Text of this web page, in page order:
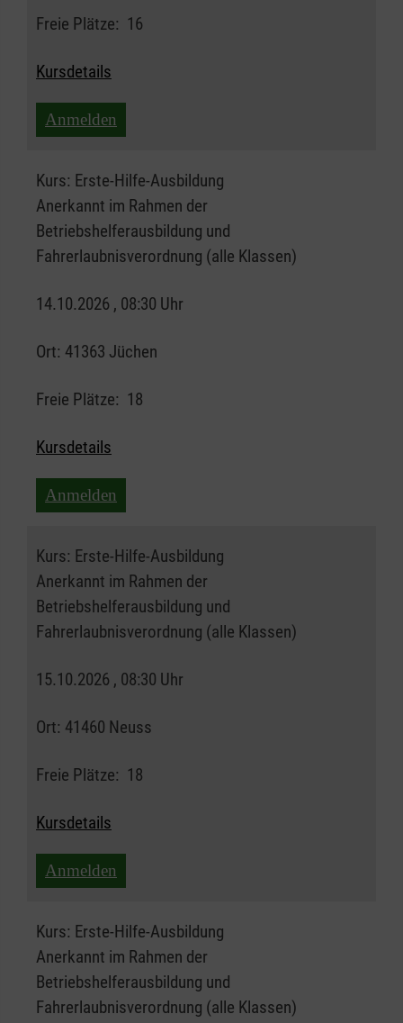
Freie Plätze: 16
Kursdetails
Anmelden
Kurs: Erste-Hilfe-Ausbildung
Anerkannt im Rahmen der
Betriebshelferausbildung und
Fahrerlaubnisverordnung (alle Klassen)
14.10.2026 , 08:30 Uhr
Ort: 41363 Jüchen
Freie Plätze: 18
Kursdetails
Anmelden
Kurs: Erste-Hilfe-Ausbildung
Anerkannt im Rahmen der
Betriebshelferausbildung und
Fahrerlaubnisverordnung (alle Klassen)
15.10.2026 , 08:30 Uhr
Ort: 41460 Neuss
Freie Plätze: 18
Kursdetails
Anmelden
Kurs: Erste-Hilfe-Ausbildung
Anerkannt im Rahmen der
Betriebshelferausbildung und
Fahrerlaubnisverordnung (alle Klassen)